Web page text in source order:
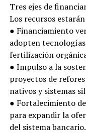
Tres ejes de
Los recursos
● Financiamiento
adopten
fertilización
● Impulso a la
proyectos de
nativos y sistemas
● Fortalecimiento
para expandir la
del sistema bancario.